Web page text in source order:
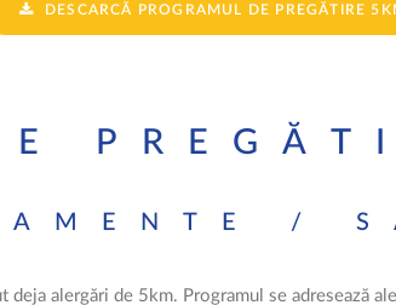
DESCARCĂ PROGRAMUL DE PREGĂTIRE
/
deja alergări de 5km. Programul se adresează